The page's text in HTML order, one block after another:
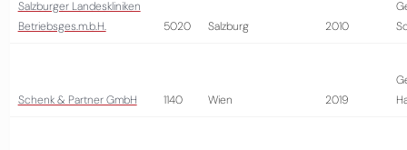
Salzburger Landeskliniken
Betriebsges.m.b.H.
5020 Salzburg 2010
Schenk & Partner GmbH 1140 Wien 2019